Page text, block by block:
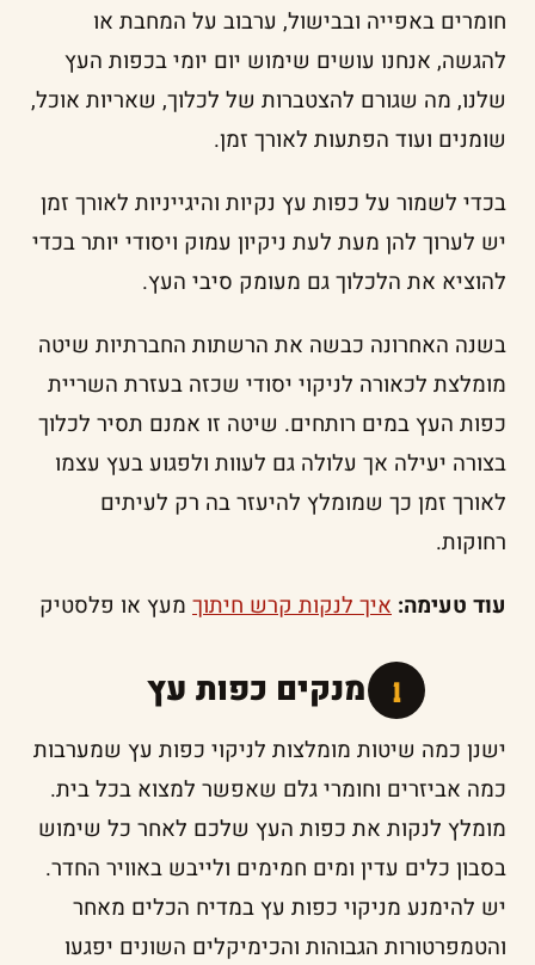
חומרים באפייה ובבישול, ערבוב על המחבת או
להגשה, אנחנו עושים שימוש יום יומי בכפות העץ
שלנו, מה שגורם להצטברות של לכלוך, שאריות אוכל,
שומנים ועוד הפתעות לאורך זמן.
בכדי לשמור על כפות עץ נקיות והיגייניות לאורך זמן
יש לערוך להן מעת לעת ניקיון עמוק ויסודי יותר בכדי
להוציא את הלכלוך גם מעומק סיבי העץ.
בשנה האחרונה כבשה את הרשתות החברתיות שיטה
מומלצת לכאורה לניקוי יסודי שכזה בעזרת השריית
כפות העץ במים רותחים. שיטה זו אמנם תסיר לכלוך
בצורה יעילה אך עלולה גם לעוות ולפגוע בעץ עצמו
לאורך זמן כך שמומלץ להיעזר בה רק לעיתים
רחוקות.
עוד טעימה: איך לנקות קרש חיתוך מעץ או פלסטיק
איך מנקים כפות עץ
ישנן כמה שיטות מומלצות לניקוי כפות עץ שמערבות
כמה אביזרים וחומרי גלם שאפשר למצוא בכל בית.
מומלץ לנקות את כפות העץ שלכם לאחר כל שימוש
בסבון כלים עדין ומים חמימים ולייבש באוויר החדר.
יש להימנע מניקוי כפות עץ במדיח הכלים מאחר
והטמפרטורות הגבוהות והכימיקלים השונים יפגעו